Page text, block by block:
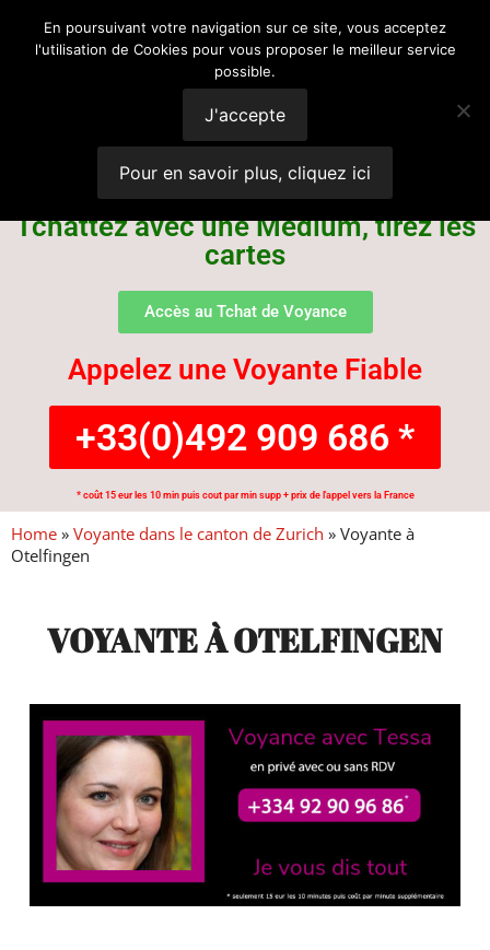
Voyance
Suisse
Tchattez avec une Médium, tirez les
cartes
Accès au Tchat de Voyance
Appelez une Voyante Fiable
+33(0)492 909 686 *
* coût 15 eur les 10 min puis cout par min supp + prix de l'appel vers la France
Home » Voyante dans le canton de Zurich » Voyante à
Otelfingen
VOYANTE À OTELFINGEN
En poursuivant votre navigation sur ce site, vous acceptez
l'utilisation de Cookies pour vous proposer le meilleur service
possible.
J'accepte
Pour en savoir plus, cliquez ici